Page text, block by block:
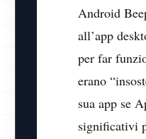
Android
all’app
per far
erano
sua app se
significativi